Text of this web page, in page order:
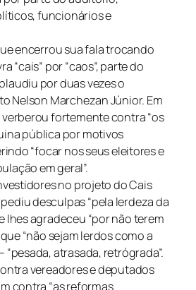
funcionários e
encerrou sua fala trocando
“cais” por “caos”, parte do
por duas vezes o
Nelson Marchezan Júnior. Em
fortemente contra “os
pública por motivos
“focar nos seus eleitores e
em geral”.
no projeto do Cais
desculpas “pela lerdeza da
lhes agradeceu “por não terem
“não sejam lerdos como a
“pesada, atrasada, retrógrada”.
vereadores e deputados
contra “as reformas